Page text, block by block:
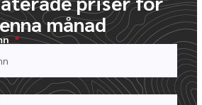
OFFERTFORMULÄR
OCH BESKRIV DIN BESTÄLLNING
månad